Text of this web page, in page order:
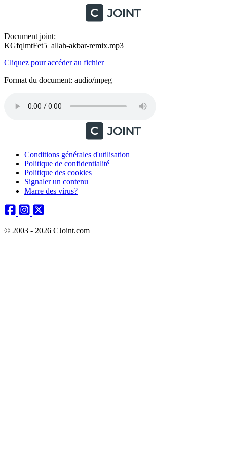
Document joint:
KGfqlmtFet5_allah-akbar-remix.mp3
Cliquez pour accéder au fichier
Format du document: audio/mpeg
Conditions générales d'utilisation
Politique de confidentialité
Politique des cookies
Signaler un contenu
Marre des virus?
© 2003 - 2026 CJoint.com